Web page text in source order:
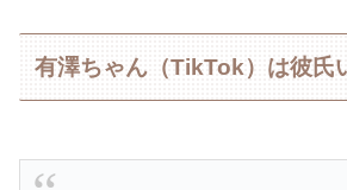
有澤ちゃん（TikTok）は彼氏